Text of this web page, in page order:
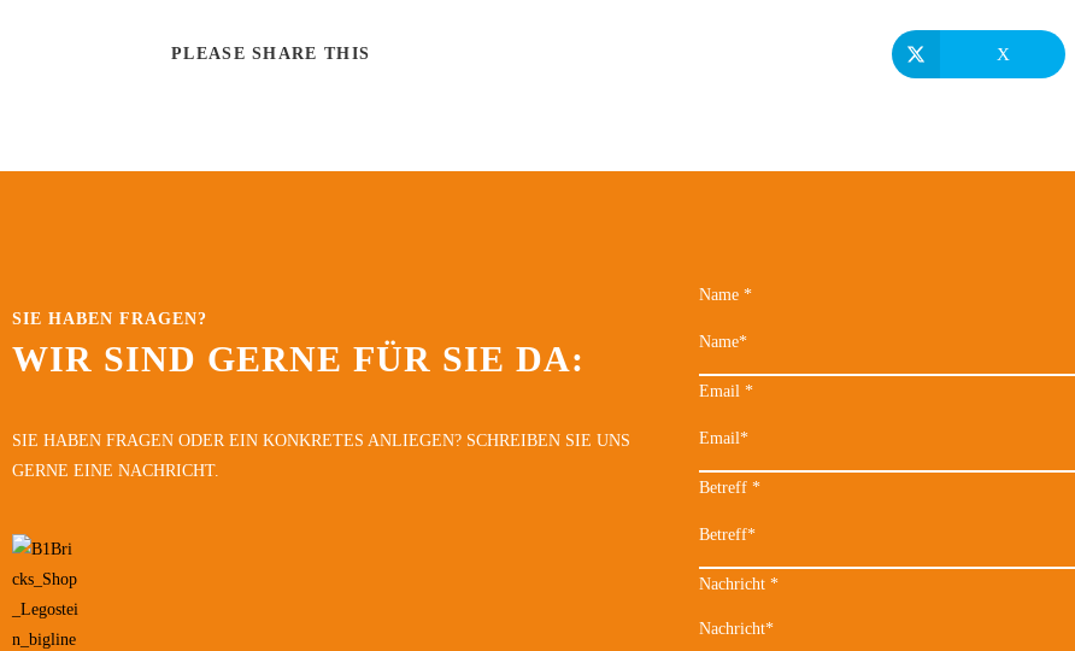
PLEASE SHARE THIS X
SIE HABEN FRAGEN?
WIR SIND GERNE FÜR SIE DA:
SIE HABEN FRAGEN ODER EIN KONKRETES ANLIEGEN? SCHREIBEN SIE UNS
GERNE EINE NACHRICHT.
Name *
Email *
Betreff *
Nachricht *